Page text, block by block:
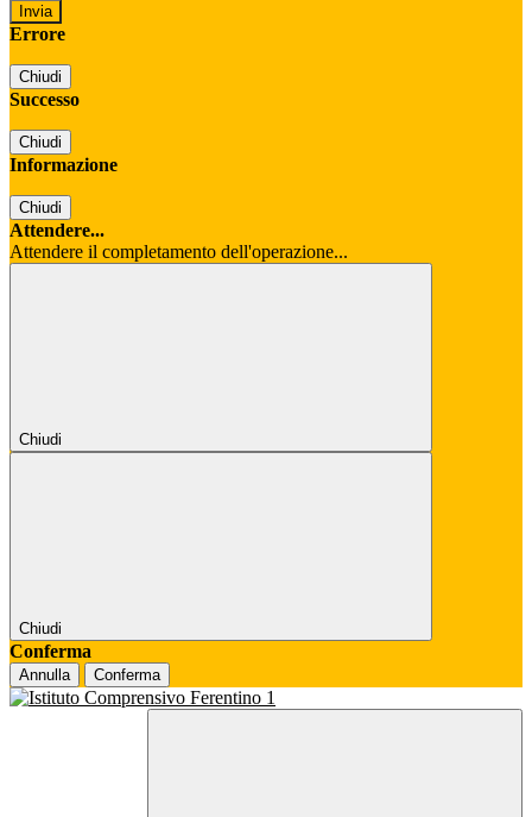
Errore
Chiudi
Successo
Chiudi
Informazione
Chiudi
Attendere...
Attendere il completamento dell'operazione...
Chiudi
Chiudi
Conferma
Annulla Conferma